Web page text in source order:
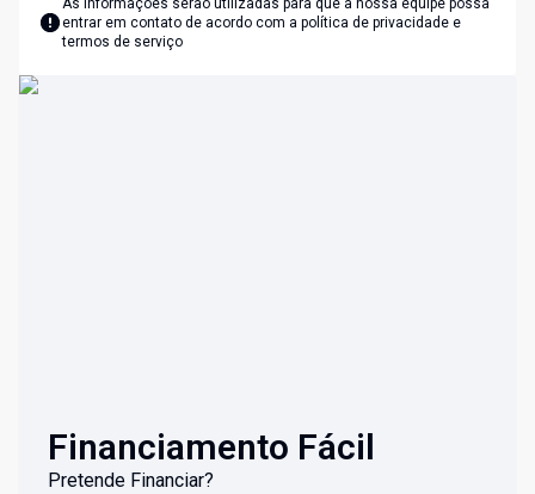
As informações serão utilizadas para que a nossa equipe possa
entrar em contato de acordo com a política de privacidade e
termos de serviço
Financiamento Fácil
Pretende Financiar?